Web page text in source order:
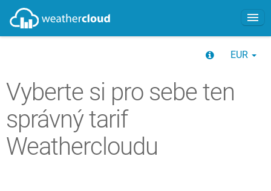
Tarify
FAQ
Blog
EUR
Vyberte si pro sebe ten
správný tarif
Weathercloudu